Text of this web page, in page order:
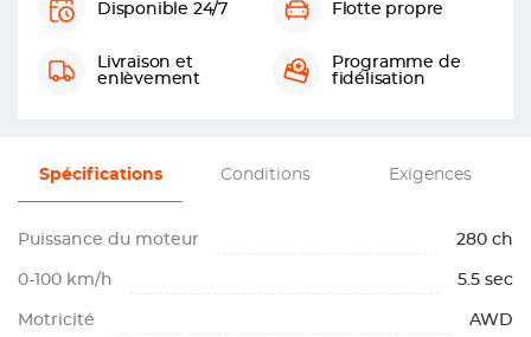
Disponible 24/7 Flotte propre
Livraison et
enlèvement
Programme de
fidélisation
Spécifications Conditions Exigences
Puissance du moteur 280 ch
0-100 km/h 5.5 sec
Motricité AWD